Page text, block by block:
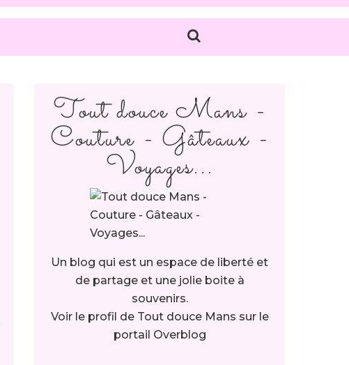
Tout douce Mans -
Couture - Gâteaux -
Voyages...
Un blog qui est un espace de liberté et
de partage et une jolie boite à
souvenirs.
Voir le profil de Tout douce Mans sur le
portail Overblog